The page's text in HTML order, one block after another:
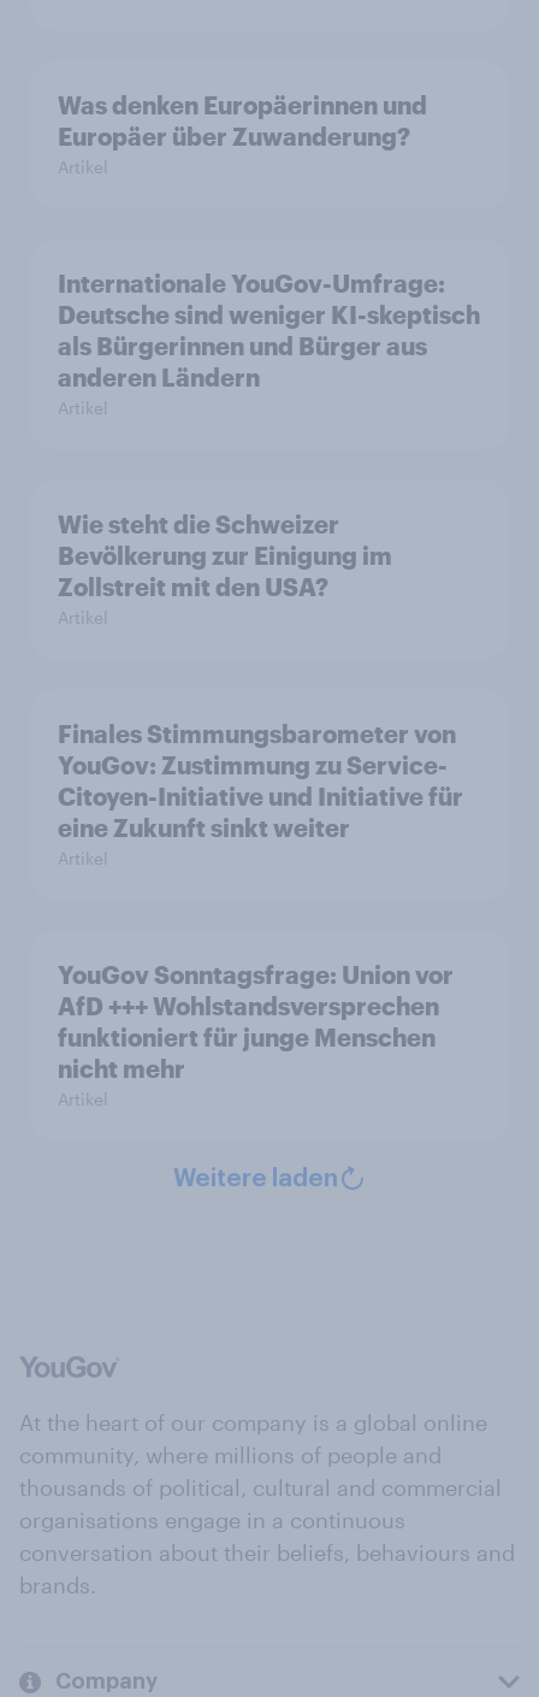
Was denken Europäerinnen und
Europäer über Zuwanderung?
Artikel
Internationale YouGov-Umfrage:
Deutsche sind weniger KI-skeptisch
als Bürgerinnen und Bürger aus
anderen Ländern
Artikel
Wie steht die Schweizer
Bevölkerung zur Einigung im
Zollstreit mit den USA?
Artikel
Finales Stimmungsbarometer von
YouGov: Zustimmung zu Service-
Citoyen-Initiative und Initiative für
eine Zukunft sinkt weiter
Artikel
YouGov Sonntagsfrage: Union vor
AfD +++ Wohlstandsversprechen
funktioniert für junge Menschen
nicht mehr
Artikel
Weitere laden
At the heart of our company is a global online
community, where millions of people and
thousands of political, cultural and commercial
organisations engage in a continuous
conversation about their beliefs, behaviours and
brands.
Company